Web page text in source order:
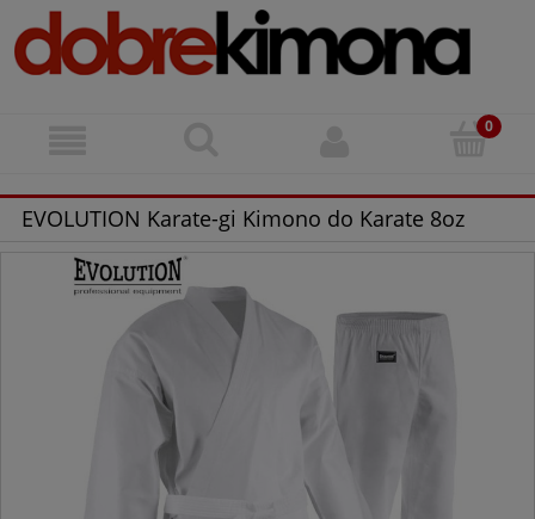
EVOLUTION Karate-gi Kimono do Karate 8oz